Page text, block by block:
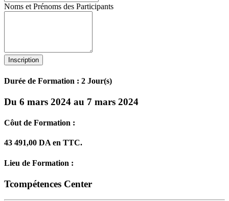
Noms et Prénoms des Participants
Inscription
Durée de Formation : 2 Jour(s)
Du 6 mars 2024 au 7 mars 2024
Côut de Formation :
43 491,00 DA en TTC.
Lieu de Formation :
Tcompétences Center